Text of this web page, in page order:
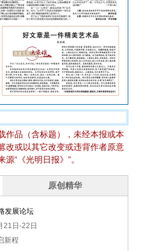
作品（含标题），未经本报或本
改或以其它改变或违背作者原意
“《光明日报》”。